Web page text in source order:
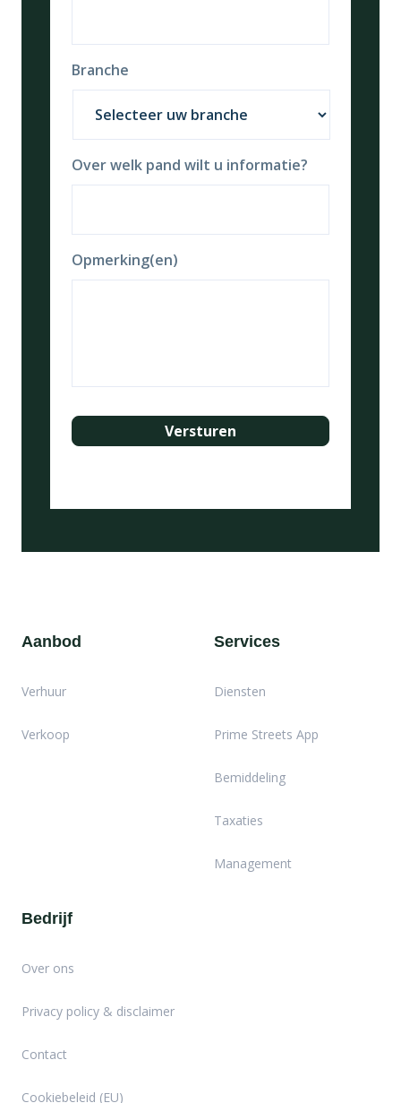
Branche
Over welk pand wilt u informatie?
Opmerking(en)
Aanbod
Verhuur
Verkoop
Services
Diensten
Prime Streets App
Bemiddeling
Taxaties
Management
Bedrijf
Over ons
Privacy policy & disclaimer
Contact
Cookiebeleid (EU)